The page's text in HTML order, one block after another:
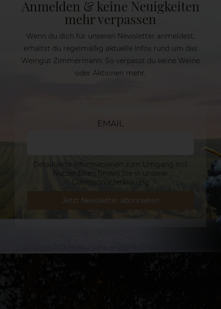
Anmelden & keine Neuigkeiten
mehr verpassen
Wenn du dich für unseren Newsletter anmeldest,
erhältst du regelmäßig aktuelle Infos rund um das
Weingut Zimmermann. So verpasst du keine Weine
oder Aktionen mehr.
EMAIL
Detaillierte Informationen zum Umgang mit
Nutzerdaten finden Sie in unserer
Datenschutzerklärung